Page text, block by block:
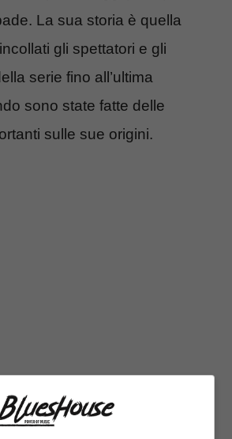
La sua storia è quella
gli spettatori e gli
serie fino all’ultima
sono state fatte delle
sulle sue origini.
viene presentato come il
diEddard ‘Ned’ Stark,